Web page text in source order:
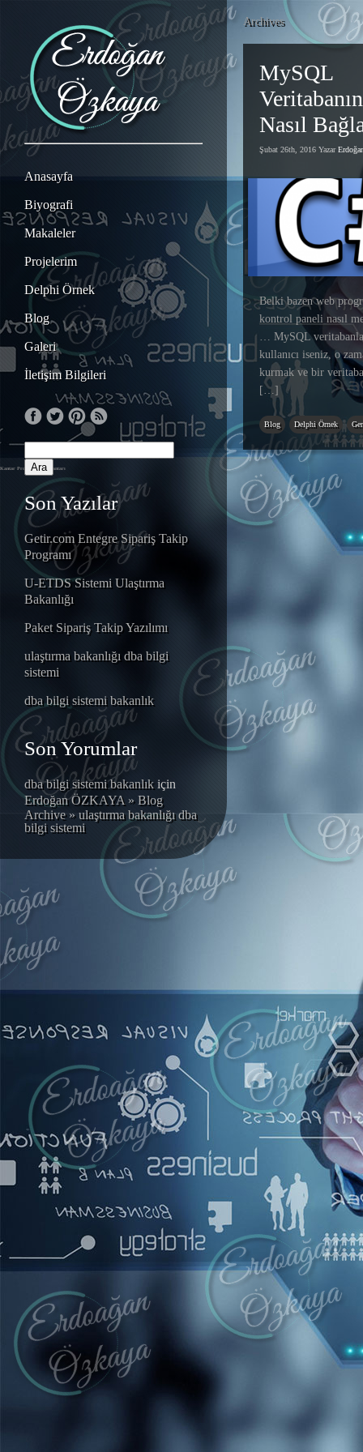
Anasayfa
Biyografi
Makaleler
Projelerim
Delphi Örnek
Blog
Galeri
İletişim Bilgileri
Son Yazılar
Getir.com Entegre Sipariş Takip
Programı
U-ETDS Sistemi Ulaştırma
Bakanlığı
Paket Sipariş Takip Yazılımı
ulaştırma bakanlığı dba bilgi
sistemi
dba bilgi sistemi bakanlık
Son Yorumlar
dba bilgi sistemi bakanlıkiçin
Erdoğan ÖZKAYA » Blog
Archive » ulaştırma bakanlığı dba
bilgi sistemi
Archives
MySQL
Nasıl
Şubat 26th, 2016 Yazar
Belki bazen web
kontrol paneli nasıl
… MySQL
kullanıcı iseniz, o
kurmak ve bir
[…]
Blog Delphi Örnek
Kantar Programı Tır Kantarı